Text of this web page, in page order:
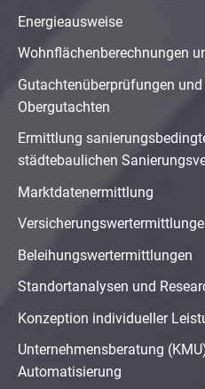
Energieausweise
Wohnflächenberechnungen
Gutachtenüberprüfungen
Obergutachten
Ermittlung
städtebaulichen
Marktdatenermittlung
Beleihungswertermittlungen
Standortanalysen und
Konzeption individueller
Unternehmensberatung
Automatisierung